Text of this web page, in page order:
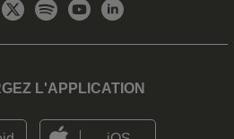
L'APPLICATION